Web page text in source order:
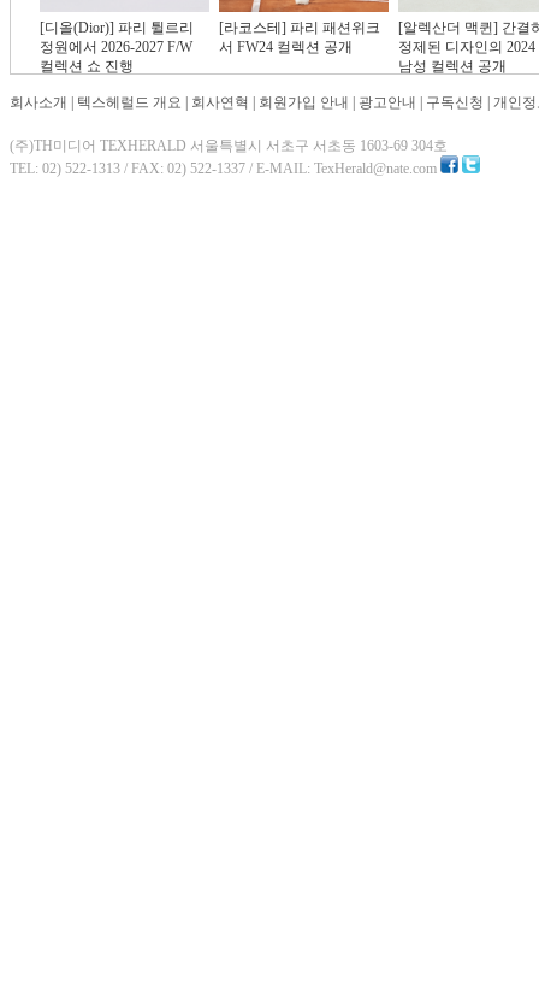
[디올(Dior)] 파리 튈르리
정원에서 2026-2027 F/W
컬렉션 쇼 진행
[라코스테] 파리 패션위크
서 FW24 컬렉션 공개
[알렉산더 맥퀸] 간결
정제된 디자인의 2024
남성 컬렉션 공개
회사소개 텍스헤럴드 개요 회사연혁 회원가입 안내 광고안내 구독신청 개인
(주)TH미디어 TEXHERALD 서울특별시 서초구 서초동 1603-69 304호
TEL: 02) 522-1313 / FAX: 02) 522-1337 / E-MAIL: TexHerald@nate.com